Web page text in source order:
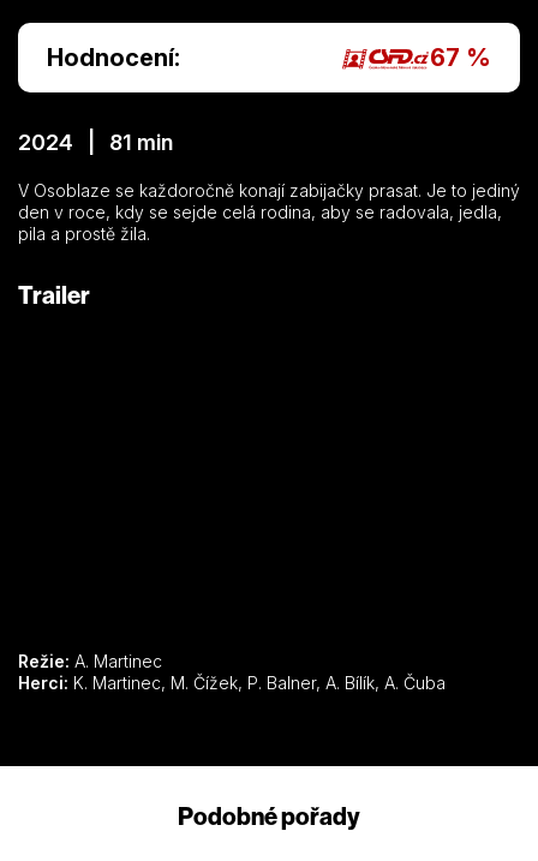
Hodnocení: 67 %
2024 | 81 min
V Osoblaze se každoročně konají zabijačky prasat. Je to jediný
den v roce, kdy se sejde celá rodina, aby se radovala, jedla,
pila a prostě žila.
Trailer
Režie: A. Martinec
Herci:
K. Martinec, M. Čížek, P. Balner, A. Bílík, A. Čuba
Podobné pořady